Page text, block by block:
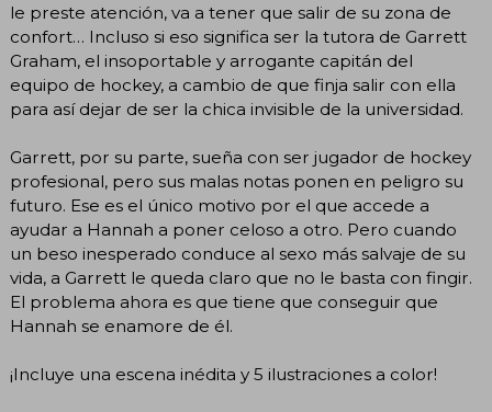
le preste atención, va a tener que salir de su zona de
confort… Incluso si eso significa ser la tutora de Garrett
Graham, el insoportable y arrogante capitán del
equipo de hockey, a cambio de que finja salir con ella
para así dejar de ser la chica invisible de la universidad.
Garrett, por su parte, sueña con ser jugador de hockey
profesional, pero sus malas notas ponen en peligro su
futuro. Ese es el único motivo por el que accede a
ayudar a Hannah a poner celoso a otro. Pero cuando
un beso inesperado conduce al sexo más salvaje de su
vida, a Garrett le queda claro que no le basta con fingir.
El problema ahora es que tiene que conseguir que
Hannah se enamore de él.
¡Incluye una escena inédita y 5 ilustraciones a color!